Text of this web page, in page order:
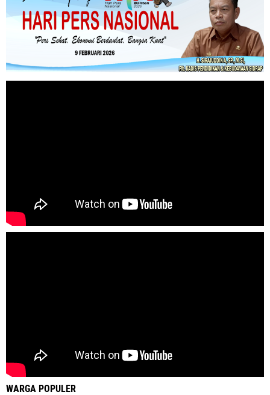
WARGA POPULER